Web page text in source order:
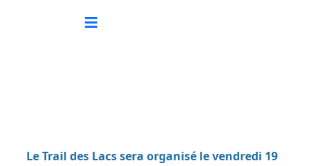
Le Trail des Lacs sera organisé le vendredi 19